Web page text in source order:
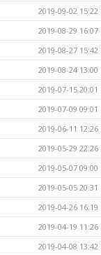
2019-09-02 15:22
2019-08-29 16:07
2019-08-27 15:42
2019-08-24 13:00
2019-07-15 20:01
2019-07-09 09:01
2019-06-11 12:26
2019-05-29 22:26
2019-05-07 09:00
2019-05-05 20:31
2019-04-26 16:19
2019-04-19 11:26
2019-04-08 13:42